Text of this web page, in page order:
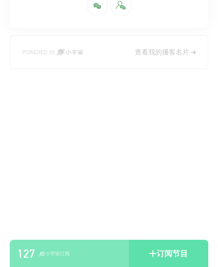
查看我的播客名片
127 小宇宙订阅 订阅节目